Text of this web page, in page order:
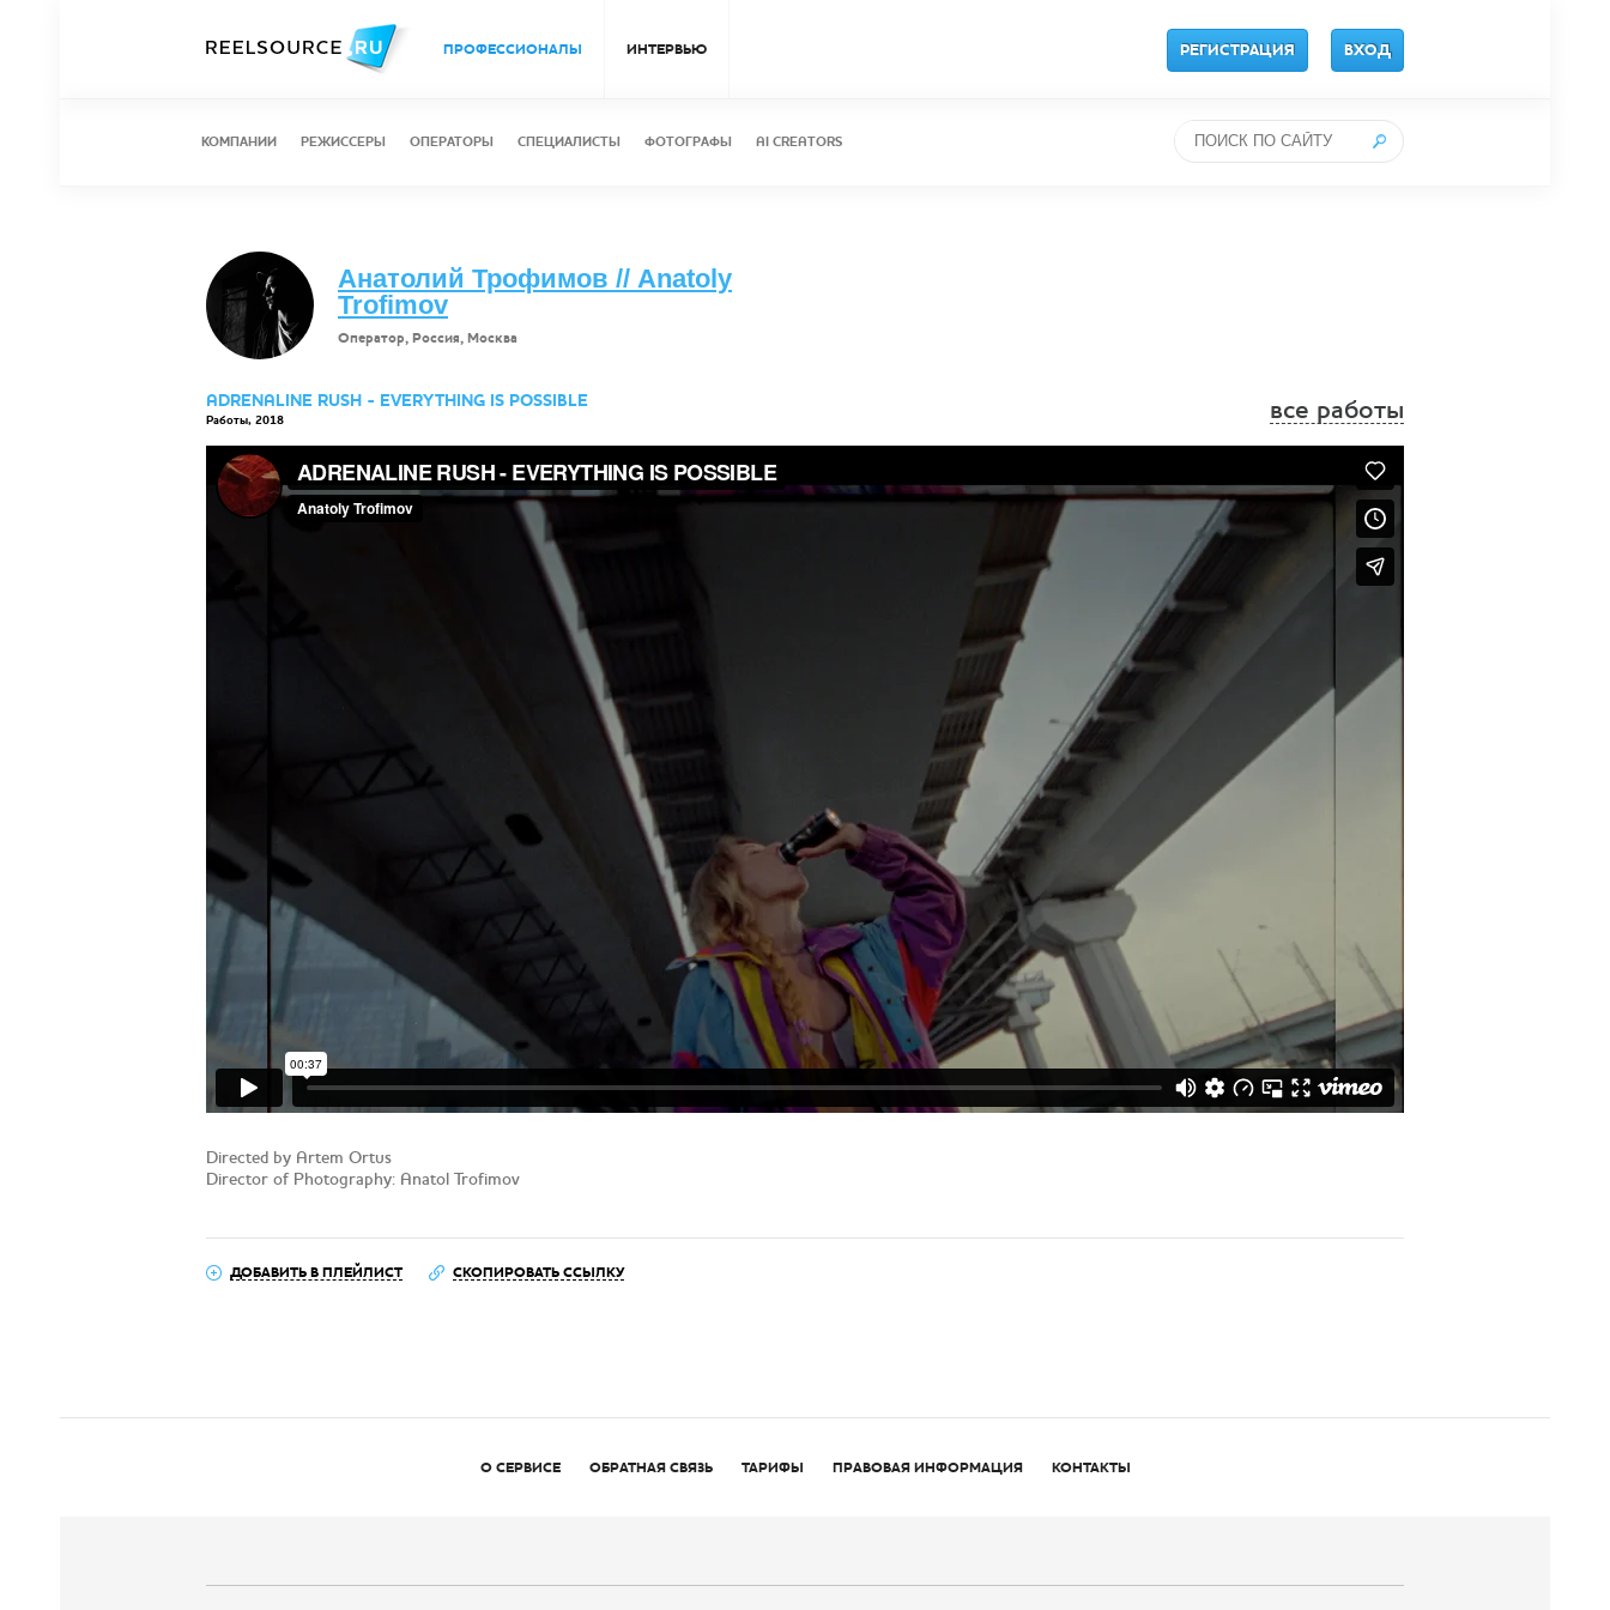
ПРОФЕССИОНАЛЫ ИНТЕРВЬЮ РЕГИСТРАЦИЯ ВХОД
КОМПАНИИ РЕЖИССЕРЫ ОПЕРАТОРЫ СПЕЦИАЛИСТЫ ФОТОГРАФЫ AI CREATORS
Анатолий Трофимов // Anatoly
Trofimov
Оператор, Россия, Москва
ADRENALINE RUSH - EVERYTHING IS POSSIBLE все работы
Работы, 2018
Directed by Artem Ortus
Director of Photography: Anatol Trofimov
ДОБАВИТЬ В ПЛЕЙЛИСТ СКОПИРОВАТЬ ССЫЛКУ
О СЕРВИСЕ ОБРАТНАЯ СВЯЗЬ ТАРИФЫ ПРАВОВАЯ ИНФОРМАЦИЯ КОНТАКТЫ